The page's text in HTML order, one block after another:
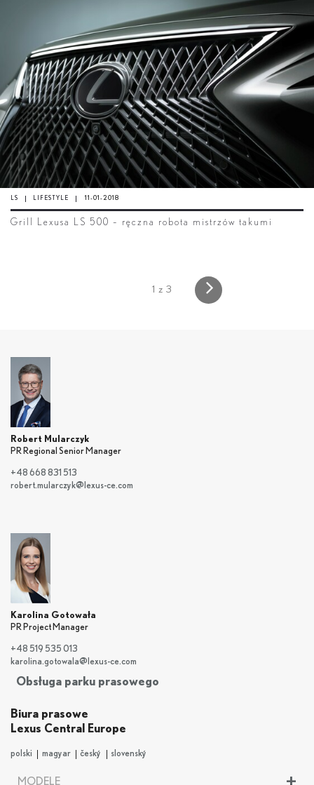
LS LIFESTYLE 11-01-2018
Grill Lexusa LS 500 – ręczna robota mistrzów takumi
1 z 3
Robert Mularczyk
PR Regional Senior Manager
+48 668 831 513
robert.mularczyk@lexus-ce.com
Karolina Gotowała
PR Project Manager
+48 519 535 013
karolina.gotowala@lexus-ce.com
Obsługa parku prasowego
Biura prasowe
Lexus Central Europe
polski magyar český slovenský
MODELE